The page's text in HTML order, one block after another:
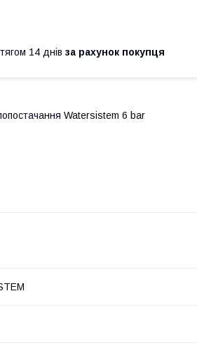
14 днів за рахунок покупця
Watersistem 6 bar